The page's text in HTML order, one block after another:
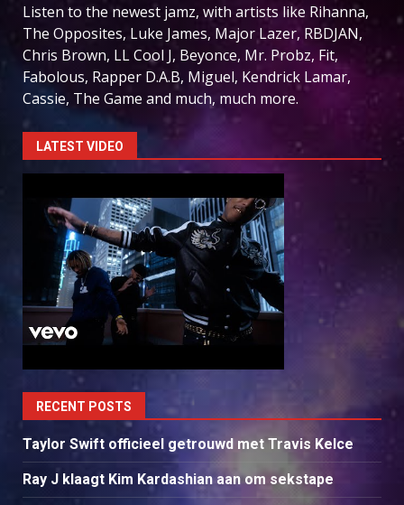
Listen to the newest jamz, with artists like Rihanna,
The Opposites, Luke James, Major Lazer, RBDJAN,
Chris Brown, LL Cool J, Beyonce, Mr. Probz, Fit,
Fabolous, Rapper D.A.B, Miguel, Kendrick Lamar,
Cassie, The Game and much, much more.
LATEST VIDEO
RECENT POSTS
Taylor Swift officieel getrouwd met Travis Kelce
Ray J klaagt Kim Kardashian aan om sekstape